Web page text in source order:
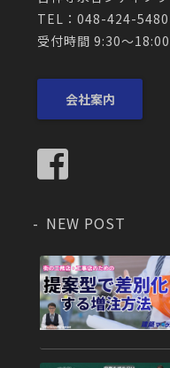
TEL：048-424-5480
受付時間 9:30～18:00
会社案内
NEW POST